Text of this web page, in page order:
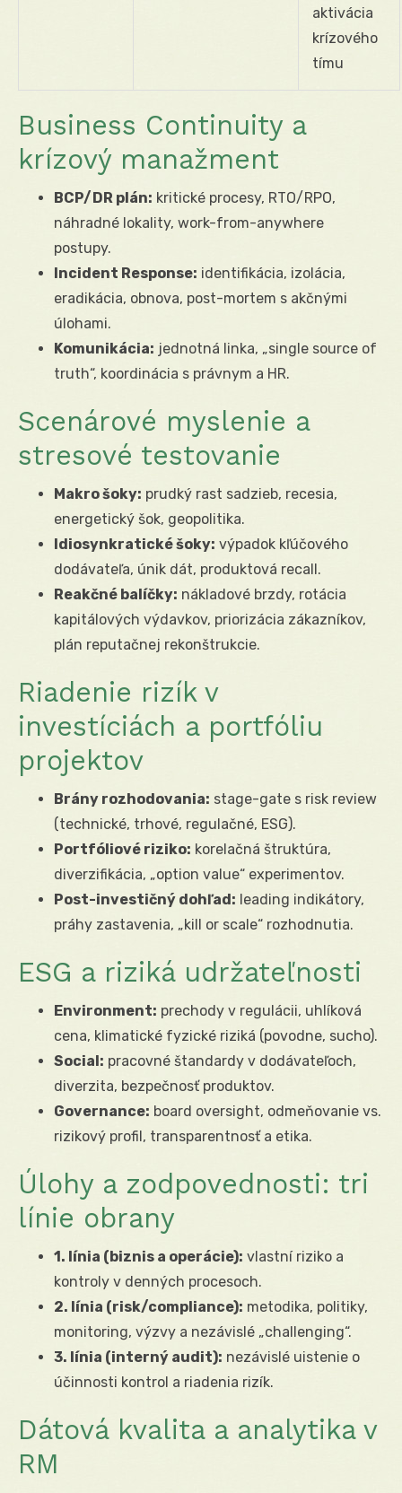
aktivácia
krízového
tímu
Business Continuity a
krízový manažment
BCP/DR plán: kritické procesy, RTO/RPO,
náhradné lokality, work-from-anywhere
postupy.
Incident Response: identifikácia, izolácia,
eradikácia, obnova, post-mortem s akčnými
úlohami.
Komunikácia: jednotná linka, „single source of
truth“, koordinácia s právnym a HR.
Scenárové myslenie a
stresové testovanie
Makro šoky: prudký rast sadzieb, recesia,
energetický šok, geopolitika.
Idiosynkratické šoky: výpadok kľúčového
dodávateľa, únik dát, produktová recall.
Reakčné balíčky: nákladové brzdy, rotácia
kapitálových výdavkov, priorizácia zákazníkov,
plán reputačnej rekonštrukcie.
Riadenie rizík v
investíciách a portfóliu
projektov
Brány rozhodovania: stage-gate s risk review
(technické, trhové, regulačné, ESG).
Portfóliové riziko: korelačná štruktúra,
diverzifikácia, „option value“ experimentov.
Post-investičný dohľad: leading indikátory,
práhy zastavenia, „kill or scale“ rozhodnutia.
ESG a riziká udržateľnosti
Environment: prechody v regulácii, uhlíková
cena, klimatické fyzické riziká (povodne, sucho).
Social: pracovné štandardy v dodávateľoch,
diverzita, bezpečnosť produktov.
Governance: board oversight, odmeňovanie vs.
rizikový profil, transparentnosť a etika.
Úlohy a zodpovednosti: tri
línie obrany
1. línia (biznis a operácie): vlastní riziko a
kontroly v denných procesoch.
2. línia (risk/compliance): metodika, politiky,
monitoring, výzvy a nezávislé „challenging“.
3. línia (interný audit): nezávislé uistenie o
účinnosti kontrol a riadenia rizík.
Dátová kvalita a analytika v
RM